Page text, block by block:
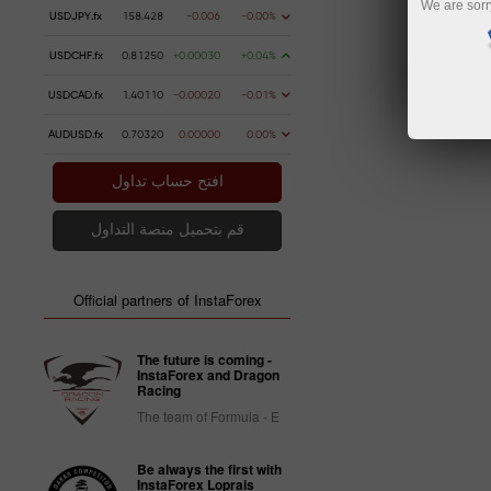
USDJPY.fx 158.428 -0.006 -0.00%
USDCHF.fx 0.81250 +0.00030 +0.04%
USDCAD.fx 1.40110 -0.00020 -0.01%
AUDUSD.fx 0.70320 0.00000 0.00%
افتح حساب تداول
قم بتحميل منصة التداول
Official partners of InstaForex
The future is coming -
InstaForex and Dragon
Racing
The team of Formula - E
Be always the first with
InstaForex Loprais
We are